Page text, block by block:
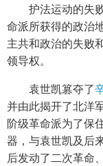
护法运动的失
命派所获得的政治
主共和政治的失败
领导权。
袁世凯篡夺了
并由此揭开了北洋
阶级革命派为了保
器，与袁世凯及后
后发动了二次革命